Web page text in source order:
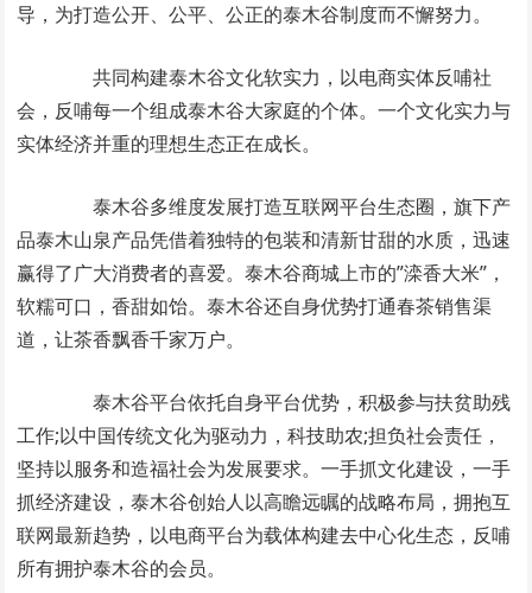
导，为打造公开、公平、公正的泰木谷制度而不懈努力。
共同构建泰木谷文化软实力，以电商实体反哺社
会，反哺每一个组成泰木谷大家庭的个体。一个文化实力与
实体经济并重的理想生态正在成长。
泰木谷多维度发展打造互联网平台生态圈，旗下产
品泰木山泉产品凭借着独特的包装和清新甘甜的水质，迅速
赢得了广大消费者的喜爱。泰木谷商城上市的”滦香大米”，
软糯可口，香甜如饴。泰木谷还自身优势打通春茶销售渠
道，让茶香飘香千家万户。
泰木谷平台依托自身平台优势，积极参与扶贫助残
工作;以中国传统文化为驱动力，科技助农;担负社会责任，
坚持以服务和造福社会为发展要求。一手抓文化建设，一手
抓经济建设，泰木谷创始人以高瞻远瞩的战略布局，拥抱互
联网最新趋势，以电商平台为载体构建去中心化生态，反哺
所有拥护泰木谷的会员。